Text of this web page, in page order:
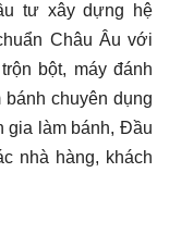
tư xây dựng hệ
Châu Âu với
bột, máy đánh
chuyên dụng
gia làm bánh, Đầu
nhà hàng, khách